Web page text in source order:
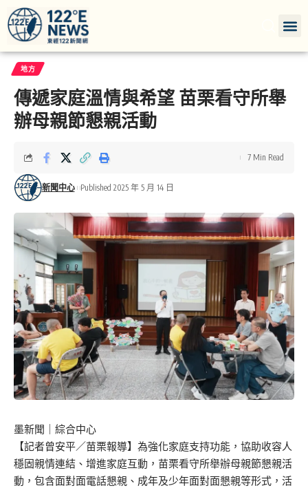
地方
傳遞家庭溫情與希望 苗栗看守所舉
辦母親節懇親活動
新聞中心 Published 2025 年 5 月 14 日
7 Min Read
墨新聞 ｜綜合中心
【記者曾安平／苗栗報導】為強化家庭支持功能，協助收容人
穩固親情連結、增進家庭互動，苗栗看守所舉辦母親節懇親活
動，包含面對面電話懇親、成年及少年面對面懇親等形式，活